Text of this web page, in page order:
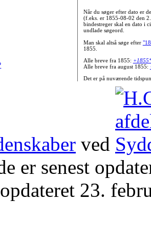
Når du søger efter dato er
(f.eks. er 1855-08-02 den
bindestreger skal en dato i
undlade søgeord.
Man skal altså søge efter
1855.
Alle breve fra 1855:
Alle breve fra august 1855:
Det er på nuværende
ved
er senest
23.